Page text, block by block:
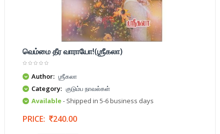
வெம்மை தீர வாராயோ!(ஶ்ரீகலா)
Author: ஶ்ரீகலா
Category: குடும்ப நாவல்கள்
Available- Shipped in 5-6 business days
PRICE: 240.00